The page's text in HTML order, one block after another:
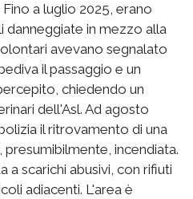
a luglio 2025, erano
danneggiate in mezzo alla
avevano segnalato
il passaggio e un
chiedendo un
dell'Asl. Ad agosto
il ritrovamento di una
incendiata.
a scarichi abusivi, con rifiuti
adiacenti. L'area è